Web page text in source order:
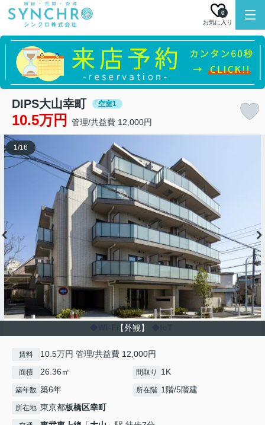
お気に入り
0
DIPS大山幸町 空室1
10.5万円 管理/共益費 12,000円
【外観】
1 /16
賃料 10.5万円 管理/共益費 12,000円
面積 26.36㎡ 間取り 1K
築年数 築6年 所在階 1階/5階建
所在地 東京都板橋区幸町